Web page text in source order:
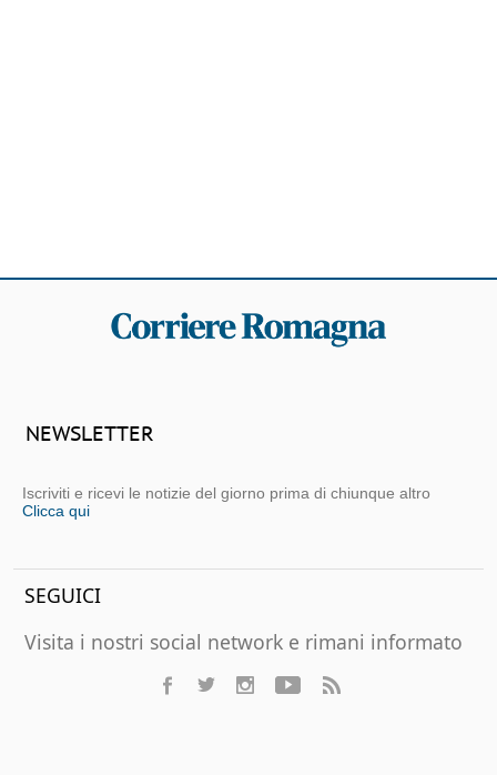
NEWSLETTER
Iscriviti e ricevi le notizie del giorno prima di chiunque altro
Clicca qui
SEGUICI
Visita i nostri social network e rimani informato